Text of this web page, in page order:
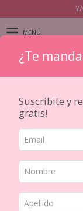
MENÚ
Washi stickers y
Cinta Pre-cut
¿Te
Suscribite y
gratis!